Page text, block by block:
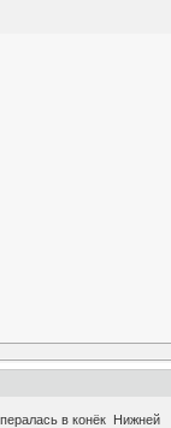
в конёк Нижней